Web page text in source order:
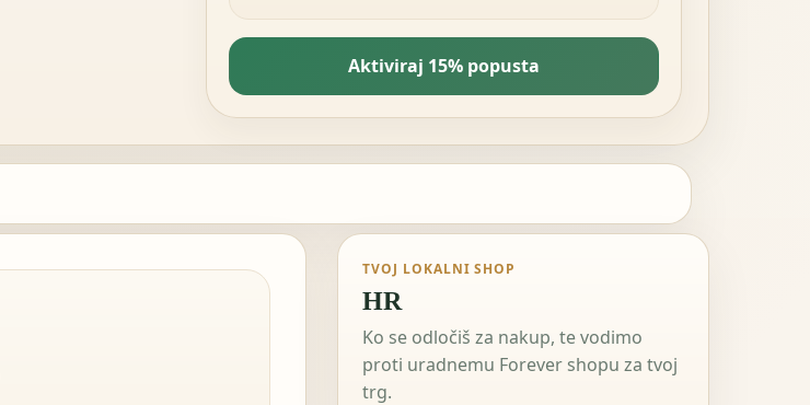
shop v tvoji državi.
Aktiviraj 15% popusta
TVOJ LOKALNI SHOP
HR
Ko se odločiš za nakup, te vodimo
proti uradnemu Forever shopu za tvoj
trg.